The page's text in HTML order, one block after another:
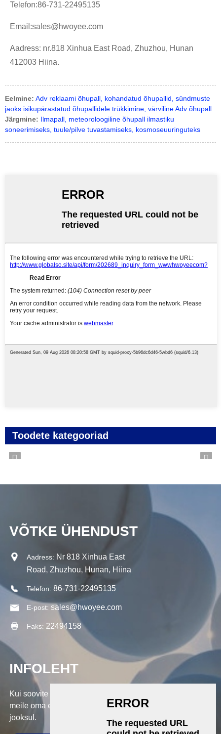
Telefon:86-731-22495135
Email:sales@hwoyee.com
Aadress: nr.818 Xinhua East Road, Zhuzhou, Hunan
412003 Hiina.
Eelmine: Adv reklaami õhupall, kohandatud õhupallid, sündmuste
jaoks isikupärastatud õhupallidele trükkimine, värviline Adv õhupall
Järgmine: Ilmapall, meteoroloogiline õhupall ilmastiku
soneerimiseks, tuule/pilve tuvastamiseks, kosmoseuuringuteks
Toodete kategooriad
VÕTKE ÜHENDUST
Aadress: Nr 818 Xinhua East
Road, Zhuzhou, Hunan, Hiina
Telefon: 86-731-22495135
E-post: sales@hwoyee.com
Faks: 22494158
INFOLEHT
Kui soovite küsida meie toodete või hinnakirja kohta, jätke
meile oma e-kiri ja me võtame teiega ühendust 24 tunni
jooksul.